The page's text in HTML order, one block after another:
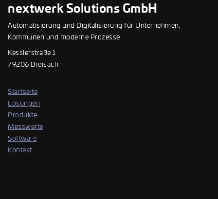
nextwerk Solutions GmbH
Automatisierung und Digitalisierung für Unternehmen,
Kommunen und moderne Prozesse.
Kesslerstraße 1
79206 Breisach
Startseite
Lösungen
Produkte
Messwerte
Software
Kontakt